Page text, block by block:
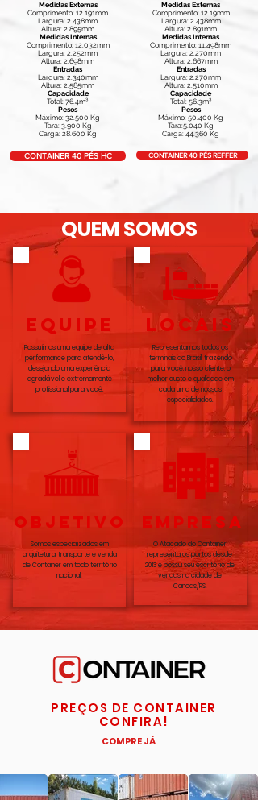
Medidas Externas
Comprimento: 12.191mm
Largura: 2.438mm
Altura: 2.895mm
Medidas Internas
Comprimento: 12.032mm
Largura: 2.252mm
Altura: 2.698mm
Entradas
Largura: 2.340mm
Altura: 2.585mm
Capacidade
Total: 76.4m³
Pesos
Máximo: 32.500 Kg
Tara: 3.900 Kg
Carga: 28.600 Kg
Medidas Externas
Comprimento: 12.19mm
Largura: 2.438mm
Altura: 2.891mm
Medidas Internas
Comprimento: 11.498mm
Largura: 2.270mm
Altura: 2.667mm
Entradas
Largura: 2.270mm
Altura: 2.510mm
Capacidade
Total: 56.3m³
Pesos
Máximo: 50.400 Kg
Tara:5.040 Kg
Carga: 44.360 Kg
CONTAINER 40 PÉS HC CONTAINER 40 PÉS REFFER
QUEM SOMOS
equipe
Possuímos uma equipe de alta
performance para atendê-lo,
desejando uma experiência
agradável e extremamente
profissional para você.
LOCAIS
Representamos todos os
terminais do Brasil, trazendo
para você, nosso cliente, o
melhor custo e qualidade em
cada uma de nossas
especialidades.
OBJETIVO
Somos especializados em
arquitetura, transporte e venda
de Container em todo território
nacional.
EMPRESA
O Atacado do Container
representa os portos desde
2013 e possui seu escritório de
vendas na cidade de
Canoas/RS.
PREÇOS DE CONTAINER
CONFIRA!
COMPRE JÁ